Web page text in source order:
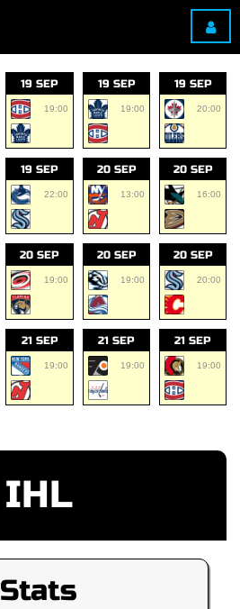
19 SEP
19:00
19 SEP
19:00
19 SEP
20:00
19 SEP
22:00
20 SEP
13:00
20 SEP
16:00
20 SEP
19:00
20 SEP
19:00
20 SEP
20:00
21 SEP
19:00
21 SEP
19:00
21 SEP
19:00
IHL
Stats